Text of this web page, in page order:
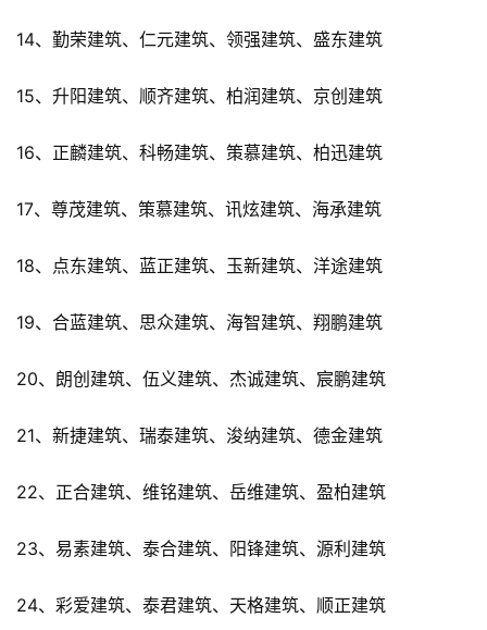
14、勤荣建筑、仁元建筑、领强建筑、盛东建筑
15、升阳建筑、顺齐建筑、柏润建筑、京创建筑
16、正麟建筑、科畅建筑、策慕建筑、柏迅建筑
17、尊茂建筑、策慕建筑、讯炫建筑、海承建筑
18、点东建筑、蓝正建筑、玉新建筑、洋途建筑
19、合蓝建筑、思众建筑、海智建筑、翔鹏建筑
20、朗创建筑、伍义建筑、杰诚建筑、宸鹏建筑
21、新捷建筑、瑞泰建筑、浚纳建筑、德金建筑
22、正合建筑、维铭建筑、岳维建筑、盈柏建筑
23、易素建筑、泰合建筑、阳锋建筑、源利建筑
24、彩爱建筑、泰君建筑、天格建筑、顺正建筑